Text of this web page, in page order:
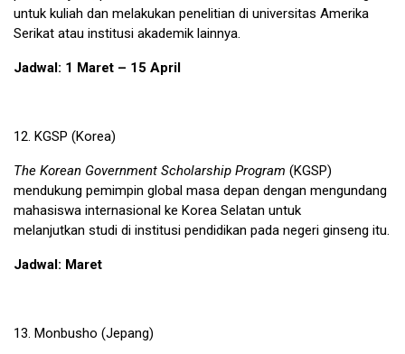
untuk kuliah dan melakukan penelitian di universitas Amerika
Serikat atau institusi akademik lainnya.
Jadwal: 1 Maret – 15 April
12. KGSP (Korea)
The Korean Government Scholarship Program (KGSP)
mendukung pemimpin global masa depan dengan mengundang
mahasiswa internasional ke Korea Selatan untuk
melanjutkan studi di institusi pendidikan pada negeri ginseng itu.
Jadwal: Maret
13. Monbusho (Jepang)